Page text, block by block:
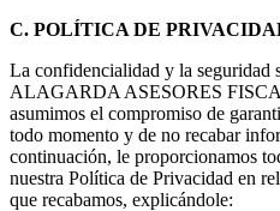
C. POLÍTICA DE
La confidencialidad y la seguridad
ALAGARDA ASESORES
asumimos el compromiso de
todo momento y de no recabar
continuación, le proporcionamos
nuestra Política de Privacidad en
que recabamos, explicándole: